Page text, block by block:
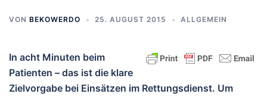
VON BEKOWERDO 25. AUGUST 2015 ALLGEMEIN
In acht Minuten beim
Patienten – das ist die klare
Zielvorgabe bei Einsätzen im Rettungsdienst. Um